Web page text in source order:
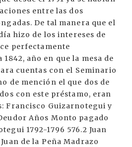
entre las dos
De tal manera que el
hizo de los intereses de
perfectamente
año en que la mesa de
cuentas con el Seminario
de mención el que dos de
con este préstamo, eran
Francisco Guizarnotegui y
Años Monto pagado
1792-1796 576.2 Juan
Juan de la Peña Madrazo